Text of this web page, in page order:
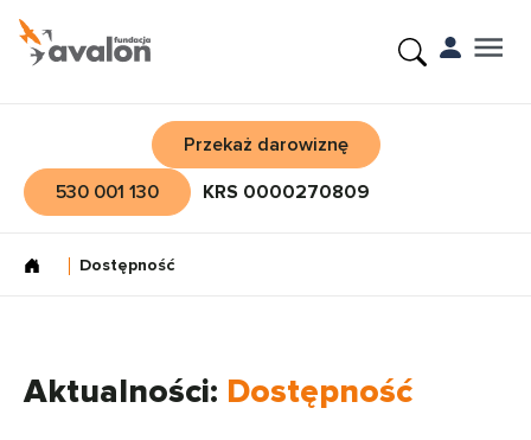
Przekaż darowiznę
530 001 130
KRS 0000270809
Dostępność
Aktualności: Dostępność